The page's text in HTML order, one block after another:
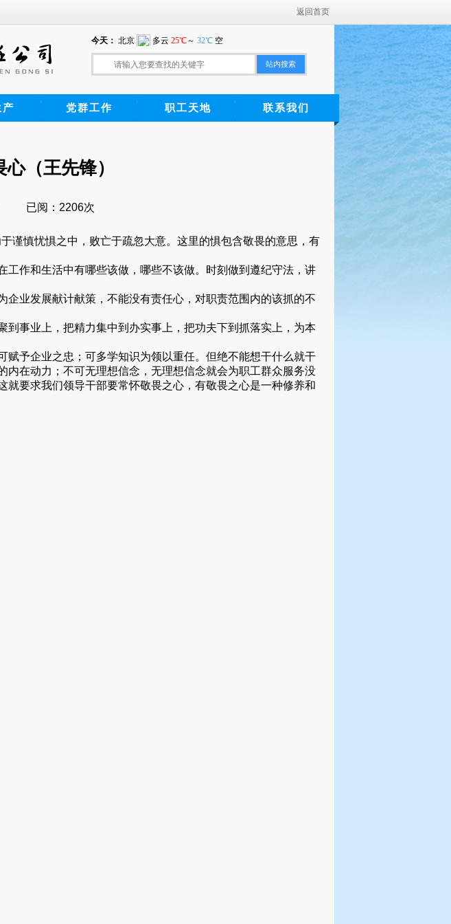
返回首页
站内搜索
党群工作 职工天地 联系我们
（王先锋）
已阅：2206次
谨慎忧惧之中，败亡于疏忽大意。这里的惧包含敬畏的意思，有
作和生活中有哪些该做，哪些不该做。时刻做到遵纪守法，讲
业发展献计献策，不能没有责任心，对职责范围内的该抓的不
事业上，把精力集中到办实事上，把功夫下到抓落实上，为本
予企业之忠；可多学知识为领以重任。但绝不能想干什么就干
在动力；不可无理想信念，无理想信念就会为职工群众服务没
要求我们领导干部要常怀敬畏之心，有敬畏之心是一种修养和